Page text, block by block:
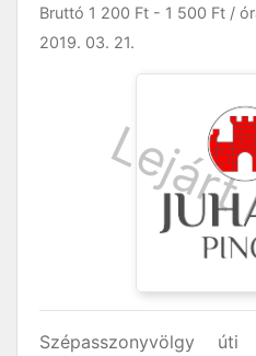
Bruttó 1 200 Ft - 1 500 Ft /
2019. 03. 21.
Szépasszonyvölgy